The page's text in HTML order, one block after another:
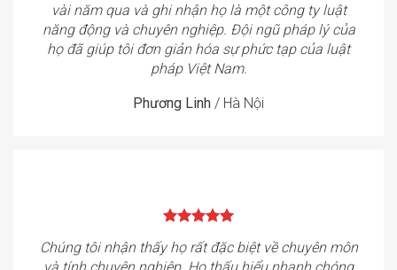
vài năm qua và ghi nhận họ là một công ty luật
năng động và chuyên nghiệp. Đội ngũ pháp lý của
họ đã giúp tôi đơn giản hóa sự phức tạp của luật
pháp Việt Nam.
Phương Linh / Hà Nội
Chúng tôi nhận thấy họ rất đặc biệt về chuyên môn